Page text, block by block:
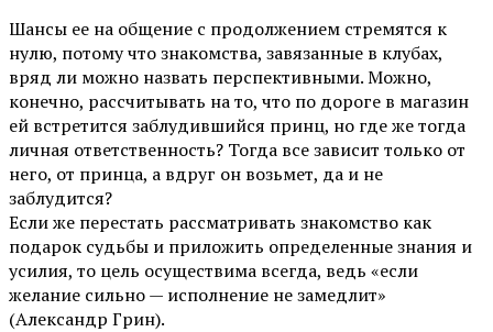
Шансы ее на общение с продолжением стремятся к
нулю, потому что знакомства, завязанные в клубах,
вряд ли можно назвать перспективными. Можно,
конечно, рассчитывать на то, что по дороге в магазин
ей встретится заблудившийся принц, но где же тогда
личная ответственность? Тогда все зависит только от
него, от принца, а вдруг он возьмет, да и не
заблудится?
Если же перестать рассматривать знакомство как
подарок судьбы и приложить определенные знания и
усилия, то цель осуществима всегда, ведь «если
желание сильно — исполнение не замедлит»
(Александр Грин).